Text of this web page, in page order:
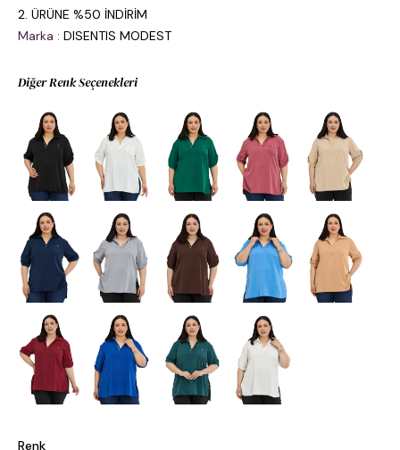
2. ÜRÜNE %50 İNDİRİM
Marka : DISENTIS MODEST
Diğer Renk Seçenekleri
Renk